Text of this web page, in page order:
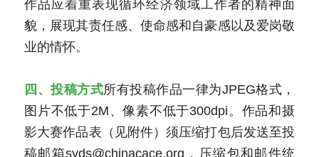
作品应着重表现循环经济领域工作者的精神面
貌，展现其责任感、使命感和自豪感以及爱岗敬
业的情怀。
四、投稿方式所有投稿作品一律为JPEG格式，
图片不低于2M、像素不低于300dpi。作品和摄
影大赛作品表（见附件）须压缩打包后发送至投
稿邮箱syds@chinacace.org，压缩包和邮件统